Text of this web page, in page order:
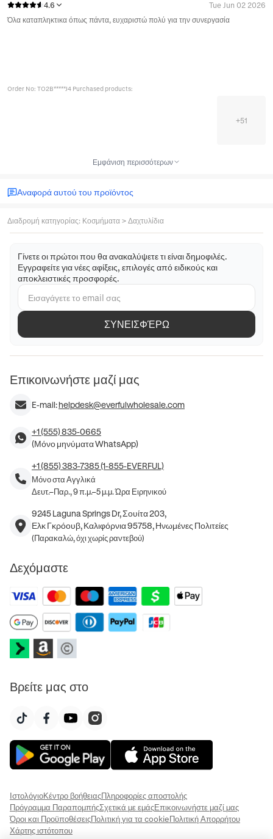
4.6
Tue Jun 02 2026
Όλα καταπληκτικα όπως πάντα, ευχαριστώ πολύ για την συνεργασία
Order No: TO2B*****J4 Purchased products:
+51
Εμφάνιση περισσότερων
Αναφορά αυτού του προϊόντος
Διαδρομή κατηγορίας: Κοσμήματα > Δαχτυλίδια
Γίνετε οι πρώτοι που θα ανακαλύψετε τι είναι δημοφιλές.
Εγγραφείτε για νέες αφίξεις, επιλογές από ειδικούς και
αποκλειστικές προσφορές.
ΣΥΝΕΙΣΦΈΡΩ
Επικοινωνήστε μαζί μας
E-mail:helpdesk@everfulwholesale.com
+1 (555) 835-0665
(Μόνο μηνύματα WhatsApp)
+1 (855) 383-7385 (1-855-EVERFUL)
Μόνο στα Αγγλικά
Δευτ.–Παρ., 9 π.μ.–5 μ.μ. Ώρα Ειρηνικού
9245 Laguna Springs Dr, Σουίτα 203,
Ελκ Γκρόουβ, Καλιφόρνια 95758, Ηνωμένες Πολιτείες
(Παρακαλώ, όχι χωρίς ραντεβού)
Δεχόμαστε
Βρείτε μας στο
ΙστολόγιοΚέντρο βοήθειαςΠληροφορίες αποστολής
Πρόγραμμα ΠαραπομπήςΣχετικά με εμάςΕπικοινωνήστε μαζί μας
Όροι και ΠροϋποθέσειςΠολιτική για τα cookieΠολιτική Απορρήτου
Χάρτης ιστότοπου